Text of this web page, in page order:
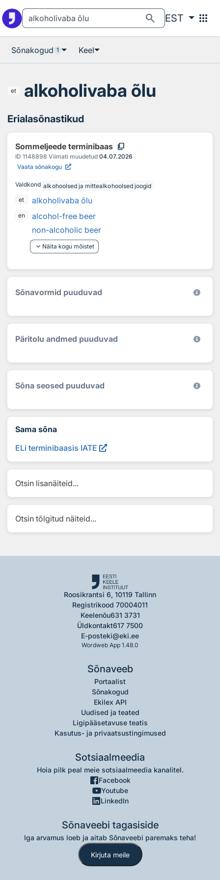
search EST apps
Sõnakogud 1 Keel
et alkoholivaba õlu
Erialasõnastikud
Sommeljeede terminibaas content_copy
ID 1148898 Viimati muudetud 04.07.2026
Vaata sõnakogu
Valdkond alkohoolsed ja mittealkohoolsed joogid
et
alkoholivaba õlu
en
alcohol-free beer
non-alcoholic beer
keyboard_arrow_down Näita kogu mõistet
Sõnavormid puuduvad
Päritolu andmed puuduvad
Sõna seosed puuduvad
Sama sõna
ELi terminibaasis IATE
Otsin lisanäiteid...
Otsin tõlgitud näiteid...
Roosikrantsi 6, 10119 Tallinn
Registrikood 70004011
Keelenõu631 3731
Üldkontakt617 7500
E-posteki@eki.ee
Wordweb App 1.48.0
Sõnaveeb
Portaalist
Sõnakogud
Ekilex API
Uudised ja teated
Ligipääsetavuse teatis
Kasutus- ja privaatsustingimused
Sotsiaalmeedia
Hoia pilk peal meie sotsiaalmeedia kanalitel.
Facebook
Youtube
LinkedIn
Sõnaveebi tagasiside
Iga arvamus loeb ja aitab Sõnaveebi paremaks teha!
Kirjuta meile